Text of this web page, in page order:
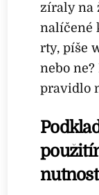
zíraly na
nalíčené
rty, píše
nebo ne?
pravidlo